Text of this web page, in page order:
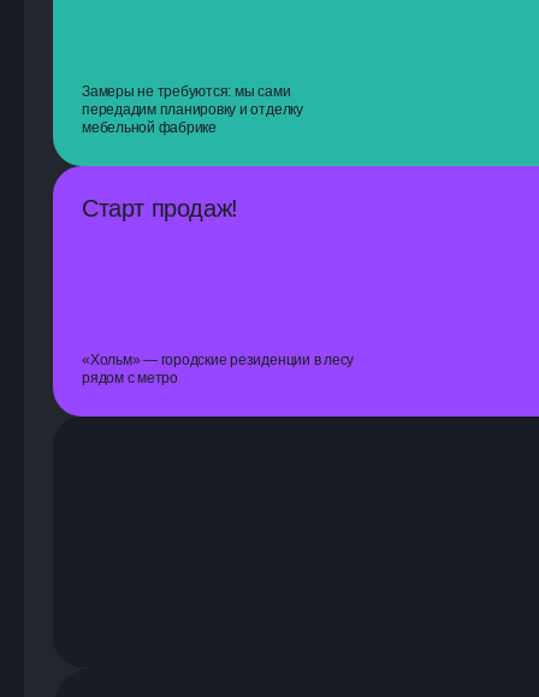
Замеры не требуются: мы сами
передадим планировку и отделку
мебельной фабрике
Старт продаж!
«Хольм» — городские резиденции в лесу
рядом с метро